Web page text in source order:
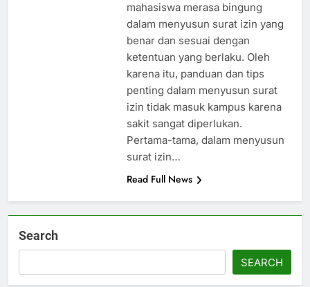
mahasiswa merasa bingung
dalam menyusun surat izin yang
benar dan sesuai dengan
ketentuan yang berlaku. Oleh
karena itu, panduan dan tips
penting dalam menyusun surat
izin tidak masuk kampus karena
sakit sangat diperlukan.
Pertama-tama, dalam menyusun
surat izin…
Read Full News
Search
SEARCH